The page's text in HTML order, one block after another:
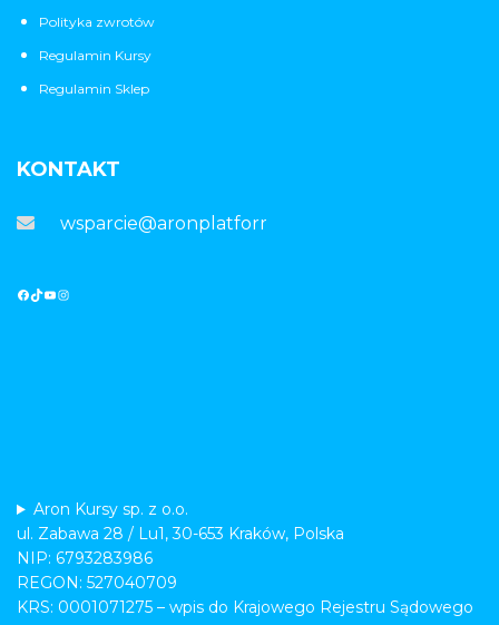
Polityka zwrotów
Regulamin Kursy
Regulamin Sklep
KONTAKT
wsparcie@aronplatforma.pl
Aron Kursy sp. z o.o.
ul. Zabawa 28 / Lu1, 30-653 Kraków, Polska
NIP: 6793283986
REGON: 527040709
KRS: 0001071275 – wpis do Krajowego Rejestru Sądowego